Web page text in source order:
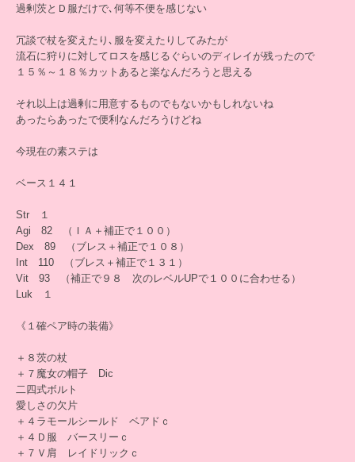
過剰茨とＤ服だけで､何等不便を感じない
冗談で杖を変えたり､服を変えたりしてみたが
流石に狩りに対してロスを感じるぐらいのディレイが残ったので
１５％～１８％カットあると楽なんだろうと思える
それ以上は過剰に用意するものでもないかもしれないね
あったらあったで便利なんだろうけどね
今現在の素ステは
ベース１４１
Str １
Agi 82 （ＩＡ＋補正で１００）
Dex 89 （ブレス＋補正で１０８）
Int 110 （ブレス＋補正で１３１）
Vit 93 （補正で９８ 次のレベルUPで１００に合わせる）
Luk １
《１確ペア時の装備》
＋８茨の杖
＋７魔女の帽子 Dic
二四式ボルト
愛しさの欠片
＋４ラモールシールド ベアドｃ
＋４Ｄ服 バースリーｃ
＋７Ｖ肩 レイドリックｃ